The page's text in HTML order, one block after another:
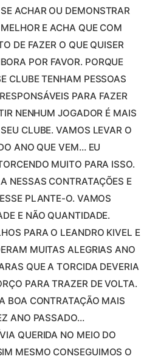
ACHAR OU DEMONSTRAR
E ACHA QUE COM
DE FAZER O QUE QUISER
POR FAVOR. PORQUE
CLUBE TENHAM PESSOAS
PARA FAZER
NENHUM JOGADOR É MAIS
CLUBE. VAMOS LEVAR O
ANO QUE VEM… EU
MUITO PARA ISSO.
NESSAS CONTRATAÇÕES E
PLANTE-O. VAMOS
E NÃO QUANTIDADE.
PARA O LEANDRO KIVEL E
MUITAS ALEGRIAS ANO
QUE A TORCIDA DEVERIA
PARA TRAZER DE VOLTA.
BOA CONTRATAÇÃO MAIS
ANO PASSADO…
QUERIDA NO MEIO DO
MESMO CONSEGUIMOS O